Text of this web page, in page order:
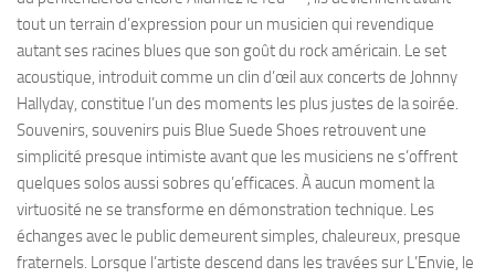
tout un terrain d’expression pour un musicien qui revendique
autant ses racines blues que son goût du rock américain. Le set
acoustique, introduit comme un clin d’œil aux concerts de Johnny
Hallyday, constitue l’un des moments les plus justes de la soirée.
Souvenirs, souvenirs puis Blue Suede Shoes retrouvent une
simplicité presque intimiste avant que les musiciens ne s’offrent
quelques solos aussi sobres qu’efficaces. À aucun moment la
virtuosité ne se transforme en démonstration technique. Les
échanges avec le public demeurent simples, chaleureux, presque
fraternels. Lorsque l’artiste descend dans les travées sur L’Envie, le